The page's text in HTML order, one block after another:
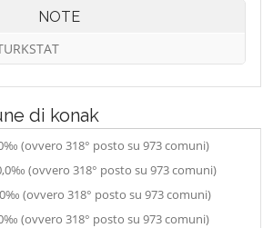
NOTE
di konak
(ovvero 318° posto su 973 comuni)
(ovvero 318° posto su 973 comuni)
(ovvero 318° posto su 973 comuni)
(ovvero 318° posto su 973 comuni)